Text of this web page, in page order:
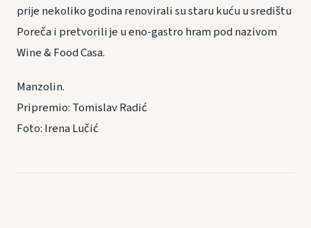
prije nekoliko godina renovirali su staru kuću u središtu
Poreča i pretvorili je u eno-gastro hram pod nazivom
Wine & Food Casa.
Manzolin.
Pripremio: Tomislav Radić
Foto: Irena Lučić